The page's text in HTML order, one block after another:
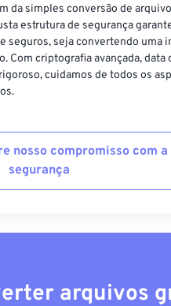
da simples conversão de
estrutura de segurança
seguros, seja convertendo uma
Com criptografia avançada, data
cuidamos de todos os
nosso compromisso com a
segurança
arquivos